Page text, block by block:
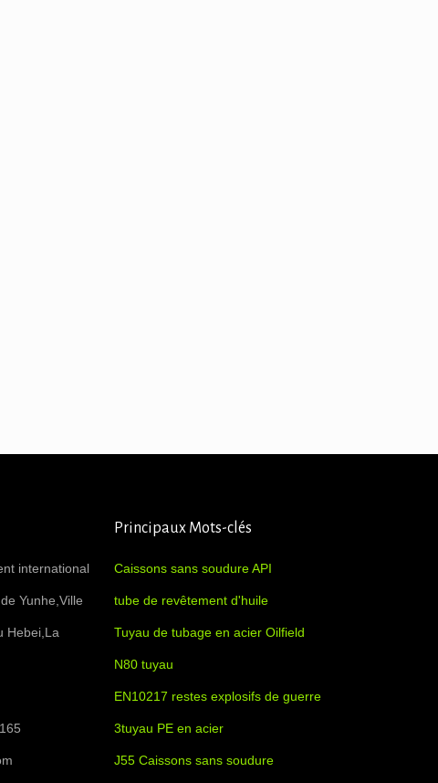
international
Yunhe,Ville
Hebei,La
Principaux Mots-clés
Caissons sans soudure API
tube de revêtement d'huile
Tuyau de tubage en acier Oilfield
N80 tuyau
EN10217 restes explosifs de guerre
3tuyau PE en acier
J55 Caissons sans soudure